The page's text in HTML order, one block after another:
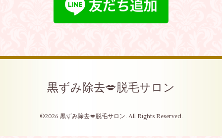
黒ずみ除去💋脱毛サロン
©2026 黒ずみ除去💋脱毛サロン. All Rights Reserved.